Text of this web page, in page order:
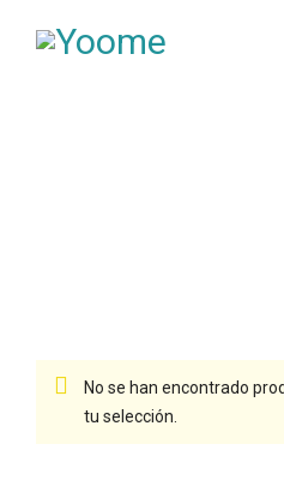
No se han encontrado
tu selección.